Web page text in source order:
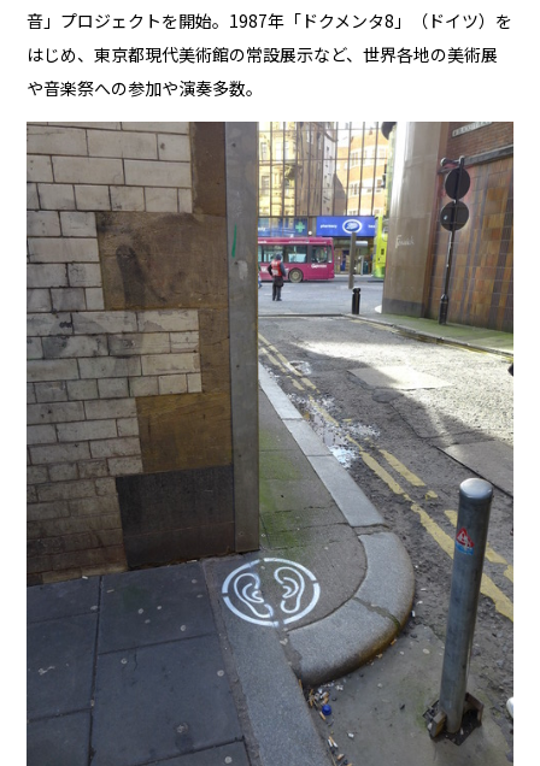
音」プロジェクトを開始。1987年「ドクメンタ8」（ドイツ）を
はじめ、東京都現代美術館の常設展示など、世界各地の美術展
や音楽祭への参加や演奏多数。